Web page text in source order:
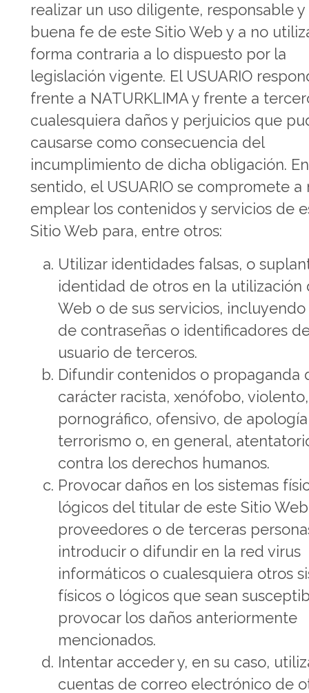
realizar un uso diligente, responsable
buena fe de este Sitio Web y a no
forma contraria a lo dispuesto por la
legislación vigente. El USUARIO
frente a NATURKLIMA y frente a
cualesquiera daños y perjuicios que
causarse como consecuencia del
incumplimiento de dicha obligación.
sentido, el USUARIO se compromete a
emplear los contenidos y servicios de
Sitio Web para, entre otros:
Utilizar identidades falsas, o
identidad de otros en la utilización
Web o de sus servicios, incluyendo
de contraseñas o identificadores
usuario de terceros.
Difundir contenidos o propaganda
carácter racista, xenófobo, violento,
pornográfico, ofensivo, de
terrorismo o, en general,
contra los derechos humanos.
Provocar daños en los sistemas
lógicos del titular de este Sitio
proveedores o de terceras
introducir o difundir en la red virus
informáticos o cualesquiera otros
físicos o lógicos que sean
provocar los daños anteriormente
mencionados.
Intentar acceder y, en su caso,
cuentas de correo electrónico de